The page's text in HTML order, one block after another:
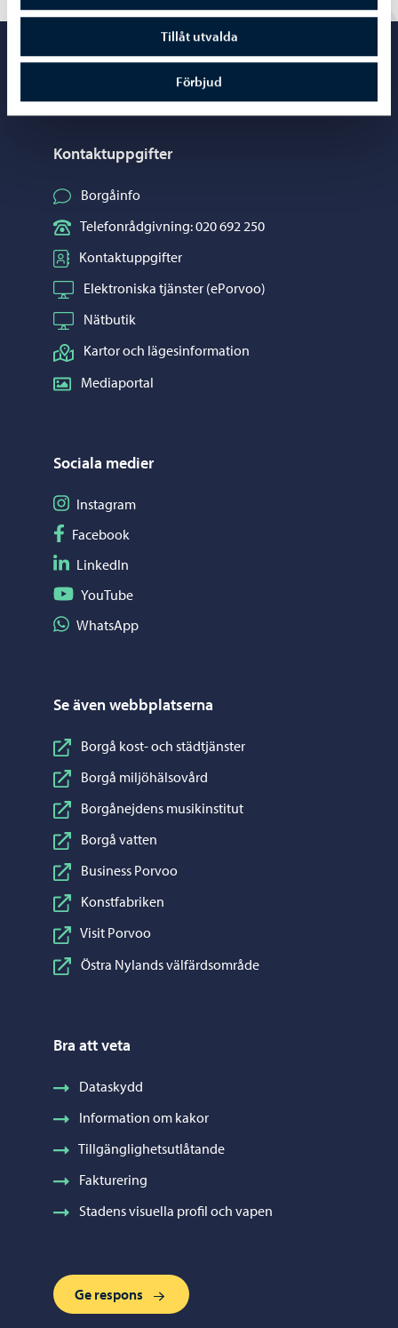
Tillåt utvalda
Förbjud
Porvoo – Gå
Kontaktuppgifter
Borgåinfo
Telefonrådgivning: 020 692 250
Kontaktuppgifter
Elektroniska tjänster (ePorvoo)
Nätbutik
Kartor och lägesinformation
Mediaportal
Sociala medier
Följ på Instagram
Instagram
Följ på Facebook
Facebook
Följ på LinkedIn
LinkedIn
Följ på YouTube
YouTube
Dela på WhatsApp
WhatsApp
Se även webbplatserna
Borgå kost- och städtjänster
Borgå miljöhälsovård
Borgånejdens musikinstitut
Borgå vatten
Business Porvoo
Konstfabriken
Visit Porvoo
Östra Nylands välfärdsområde
Bra att veta
Dataskydd
Information om kakor
Tillgänglighetsutlåtande
Fakturering
Stadens visuella profil och vapen
Ge respons